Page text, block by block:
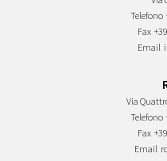
Telefono
Fax
Email
Via
Telefono
Fax
Email